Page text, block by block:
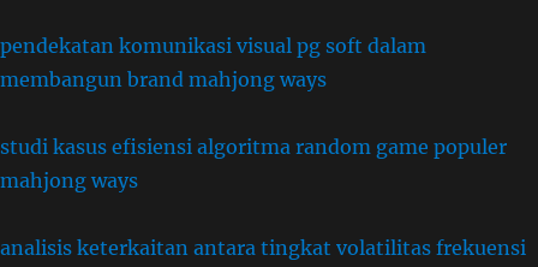
pendekatan komunikasi visual pg soft dalam
membangun brand mahjong ways
studi kasus efisiensi algoritma random game populer
mahjong ways
analisis keterkaitan antara tingkat volatilitas frekuensi